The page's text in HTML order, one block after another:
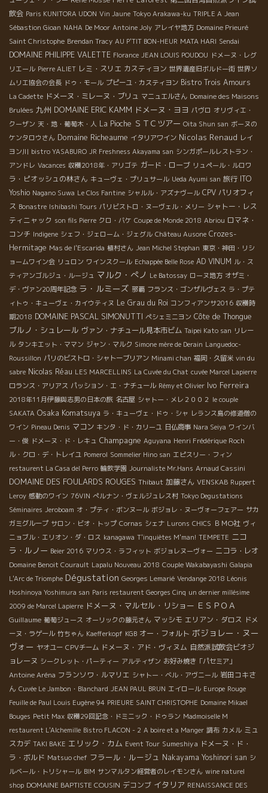
飲会 Paris KUNITORA UDON Vin Jaune Tokyo Arakawa-ku TRIPLE A Jean
Sébastion Gioan NAHA De Moor Antoine Joly アレイヤ地方 Domaine Prieuré
Saint Christophe Brendan Tracy AU P'TIT BON-HEUR MATA HARI Sendai
DOMAINE PHILIPPE VALETTE Florance JEAN LOUIS POUDOU ドメーヌ・レグ
リエール Pierre ALIET レミ・スリエ カスティヨン 世界遺産旧ボルドー街 世界ソ
ムリエ協会の会長 ドゥ・モール プピーユ・カスティヨン Bistro Trois Amours
La Cadette ドメーヌ・ミレーヌ・ブリュ マニュエルさん Domaine des Maisons
Brulées 九州 DOMAINE ERIC KAMM ドメーヌ・ヨヨ パヴロ オリヴィエ・
クーザン 天・地・葡萄木・人 La Pioche ＳＴＣツアー Oita Shun san ボーヌの
ケンタロウさん Domaine Richeaume イタリアワイン Nicolas Renaud レイ
ヨン川 bistro YASABURO JR Freshness Akayama san シンガポールレストラン・
アンドレ Vacances 収穫2018年・アリゴテ ガード・ローブ リュペール・ルロワ
ラ・ピオッシュの林さん キューヴェ・プリュサール Ueda Ayumi san 旅行 ITO
Yoshio Nagano Suwa Le Clos Fantine シャルル・アズナヴール CPV パリオフィ
ス Bonastre Ishibashi Tours パリビストロ・ヌーヴェル・メリー シャトー・レス
ティニャック son fils Pierre クロ・バケ Coupe de Monde 2018 Abriou ロマネ・
コンチ Indigene シェフ・ジェローム・ジェグル Château Ausone Crozes-
Hermitage Mas de l'Escarida 植村さん Jean Michel Stephan 東京・神田・リシ
ョームワイン会 リュロン ワインスクール Echappée Belle Rose AD VINUM ル・ス
ティアンゴルジュ・ルージュ マルク・ぺノ Le Batossay ローヌ地方 オザミ・
デ・ヴァン20周年記念 ラ・ルミーズ 那覇 フランス・ゴンザルヴェス ラ・プテ
ィトゥ・キューヴェ・カイウティヌ Le Grau du Roi コンフィアンサ2016 収穫時
期2018 DOMAINE PASCAL SIMONUTTI ペシェミニヨン Côte de Thongue
ブルノ・シュレール ヴァン・ナチュール見本市ビム Taipei Kato san リレー
ル タンキエット・ママン ジャン・マルク Simone mère de Derain Languedoc-
Roussillon パリのビストロ・シャトーブリアン Minami chan 福岡・久留米 vin du
sabre Nicolas Réau LES MARCELLINS La Cuvée du Chat cuvée Marcel Lapierre
ロランス・アリアス パッション・エ・ナチュール Rémy et Olivier Ivo Ferreira
2018年11月伊藤與志男の日本の旅 名古屋 シャトー・メレ２００２ le couple
SAKATA Osaka Komatsuya ラ・キューヴェ・ドゥ・シャ レランス島の修道僧の
ワイン Pineau Denis マコン キンタ・ド・カリーユ 日仏商事 Nara Seiya ワインバ
ー・俊 ドメーヌ・ド・レキュ Champagne Aguyana Henri Frédérique Roch
ル・クロ・デ・トレイユ Pomerol Sommelier Hino san エピスリー・フィン
restaurent La Casa del Perro 輪飲学園 Journaliste Mr.Hans Arnaud Cassini
DOMAINE DES FOULARDS ROUGES Thibaut 加藤さん VENSKAB Ruppert
Leroy 感動のワイン 76VIN ぺルナン・ヴェルジュレス村 Tokyo Degustations
Séminaires Jeroboam オ・プティ・ボンヌール ボジョレ・ヌーヴォーフェアー サカ
ガミグループ サロン・ビオ・トップ Cornas シェナ Lurons CHICS ＢＭО社 ヴィ
ニョブル・エリオン・ダ・ロス kanagawa T'inquiètes M'man! TEMPETE ニコ
ラ・ルノー Beier 2016 マリウス・ラフィット ボジョレヌーヴォー ニコラ・レオ
Domaine Benoit Courault Lapalu Nouveau 2018 Couple Wakabayashi Galapia
L'Arc de Triomphe Dégustation Georges Lemarié Vendange 2018 Léonis
Hoshinoya Yoshimura san Paris restaurent Georges Cinq un dernier millésime
2009 de Marcel Lapierre ドメーヌ・マルセル・リショー ＥＳＰＯＡ
Guillaume 葡萄ジュース オーリックの藤元さん マッシモ エリアン・ダロス ドメ
ーヌ・ラゲール 竹ちゃん Kaefferkopf KGB オー・フォルト ボジョレー・ヌー
ヴォー ヤオユー CPVチーム ドメーヌ・アド・ヴィヌム 自然派試飲会ビオジ
ョレーヌ シークレット・パーティー アルティザン お好み焼き「パセミア」
Antoine Aréna フランソワ・ルマリエ シャトー・ベル・アヴニール 岩田コキさ
ん Cuvée Le Jambon・Blanchard JEAN PAUL BRUN エイロール Europe Rouge
Feuille de Paul Louis Eugène 94 PRIEURE SAINT CHRISTOPHE Domaine Mikael
Bouges Petit Max 収穫29回記念・ドミニック・ドゥラン Madmoiselle M
restaurent L'Alchemille Bistro FLACON - 2 A boire et a Manger 調布 カメル ミュ
スカデ TAKI BAKE エリック・カム Event Tour Sumeshiya ドメーヌ・ド・
ラ・ボルド Matsuo chef フラール・ルージュ Nakayama Yoshinori san シ
ルベール・トリシャール BIM サンマルタン経営者のレイモンさん wine naturel
shop DOMAINE BAPTISTE COUSIN デコンブ イタリア RENAISSANCE DES